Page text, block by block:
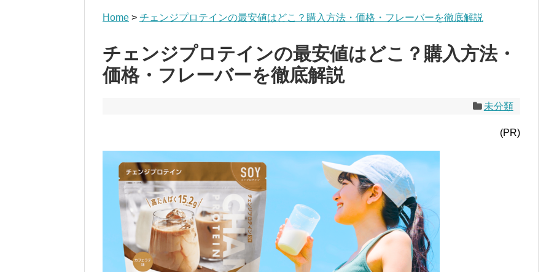
Home > チェンジプロテインの最安値はどこ？購入方法・価格・フレーバーを徹底解説
チェンジプロテインの最安値はどこ？購入方法・
価格・フレーバーを徹底解説
未分類
(PR)